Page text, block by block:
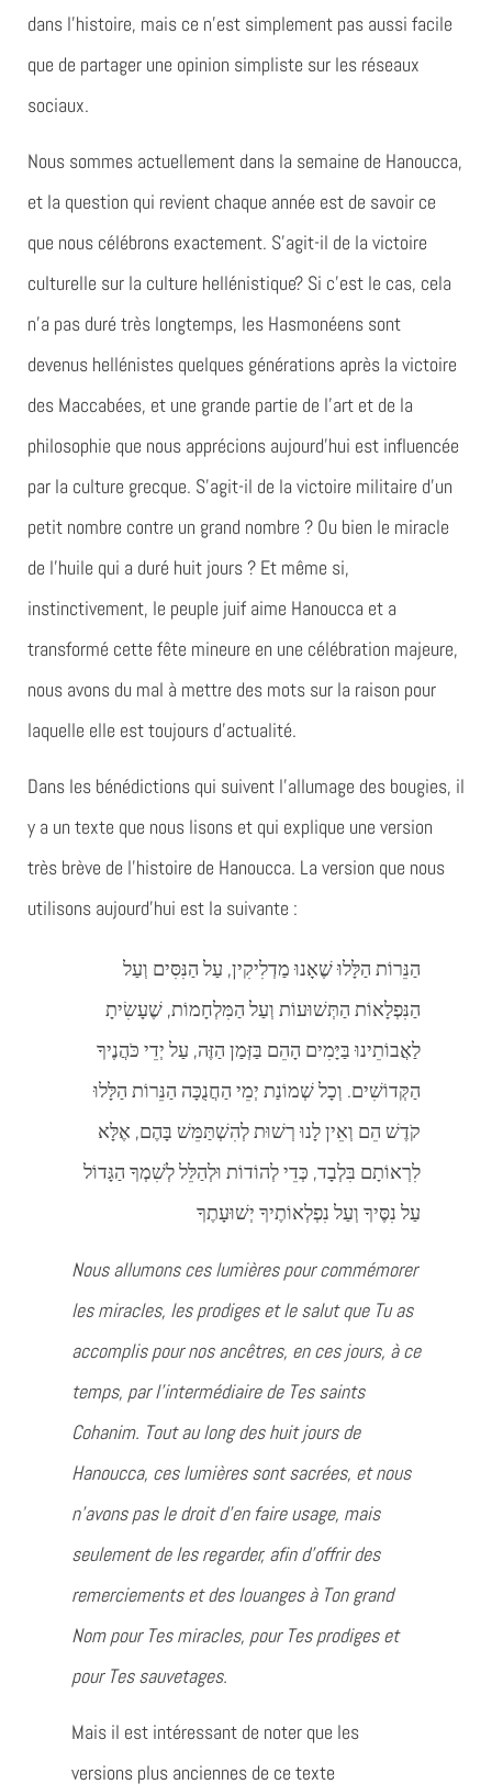
dans l’histoire, mais ce n’est simplement pas aussi facile
que de partager une opinion simpliste sur les réseaux
sociaux.
Nous sommes actuellement dans la semaine de Hanoucca,
et la question qui revient chaque année est de savoir ce
que nous célébrons exactement. S’agit-il de la victoire
culturelle sur la culture hellénistique? Si c’est le cas, cela
n’a pas duré très longtemps, les Hasmonéens sont
devenus hellénistes quelques générations après la victoire
des Maccabées, et une grande partie de l’art et de la
philosophie que nous apprécions aujourd’hui est influencée
par la culture grecque. S’agit-il de la victoire militaire d’un
petit nombre contre un grand nombre ? Ou bien le miracle
de l’huile qui a duré huit jours ? Et même si,
instinctivement, le peuple juif aime Hanoucca et a
transformé cette fête mineure en une célébration majeure,
nous avons du mal à mettre des mots sur la raison pour
laquelle elle est toujours d’actualité.
Dans les bénédictions qui suivent l’allumage des bougies, il
y a un texte que nous lisons et qui explique une version
très brève de l’histoire de Hanoucca. La version que nous
utilisons aujourd’hui est la suivante :
הַנֵּרוֹת הַלָּלוּ שֶׁאָנוּ מַדְלִיקִין, עַל הַנִּסִּים וְעַל
הַנִּפְלָאוֹת הַתְּשׁוּעוֹת וְעַל הַמִּלְחָמוֹת, שֶׁעָשִׂיתָ
לַאֲבוֹתֵינוּ בַּיָּמִים הָהֵם בַּזְּמַן הַזֶּה, עַל יְדֵי כֹּהֲנֶיךָ
הַקְּדוֹשִׁים. וְכָל שְׁמוֹנַת יְמֵי הַחֲנֻכָּה הַנֵּרוֹת הַלָּלוּ
קֹדֶשׁ הֵם וְאֵין לָנוּ רְשׁוּת לְהִשְׁתַּמֵּשׁ בָּהֶם, אֶלָּא
לִרְאוֹתָם בִּלְבָד, כְּדֵי לְהוֹדוֹת וּלְהַלֵּל לְשִׁמְךָ הַגָּדוֹל
עַל נִסֶּיךָ וְעַל נִפְלְאוֹתֶיךָ יְשׁוּעָתֶךָ
Nous allumons ces lumières pour commémorer
les miracles, les prodiges et le salut que Tu as
accomplis pour nos ancêtres, en ces jours, à ce
temps, par l’intermédiaire de Tes saints
Cohanim. Tout au long des huit jours de
Hanoucca, ces lumières sont sacrées, et nous
n’avons pas le droit d’en faire usage, mais
seulement de les regarder, afin d’offrir des
remerciements et des louanges à Ton grand
Nom pour Tes miracles, pour Tes prodiges et
pour Tes sauvetages.
Mais il est intéressant de noter que les
versions plus anciennes de ce texte